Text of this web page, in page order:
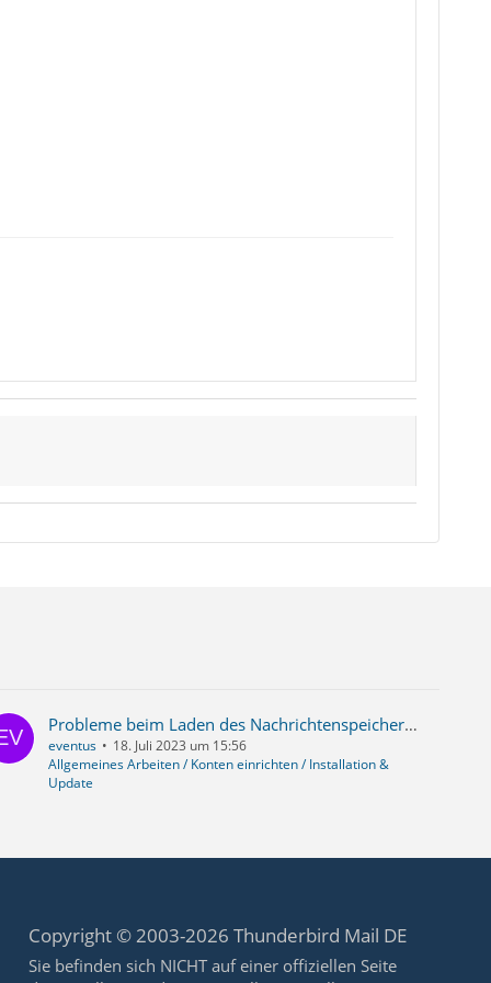
Probleme beim Laden des Nachrichtenspeichers vom Konto "Lokale Ordner" und defekte neu erstellte Ordner
eventus
18. Juli 2023 um 15:56
Allgemeines Arbeiten / Konten einrichten / Installation &
Update
Copyright © 2003-2026 Thunderbird Mail DE
Sie befinden sich NICHT auf einer offiziellen Seite